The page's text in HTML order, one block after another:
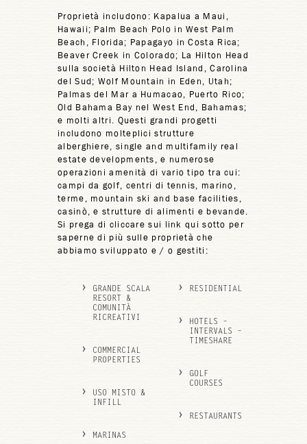
Proprietà includono: Kapalua a Maui,
Hawaii; Palm Beach Polo in West Palm
Beach, Florida; Papagayo in Costa Rica;
Beaver Creek in Colorado; La Hilton Head
sulla società Hilton Head Island, Carolina
del Sud; Wolf Mountain in Eden, Utah;
Palmas del Mar a Humacao, Puerto Rico;
Old Bahama Bay nel West End, Bahamas;
e molti altri. Questi grandi progetti
includono molteplici strutture
alberghiere, single and multifamily real
estate developments, e numerose
operazioni amenità di vario tipo tra cui:
campi da golf, centri di tennis, marino,
terme, mountain ski and base facilities,
casinò, e strutture di alimenti e bevande.
Si prega di cliccare sui link qui sotto per
saperne di più sulle proprietà che
abbiamo sviluppato e / o gestiti:
GRANDE SCALA
RESORT &
COMUNITÀ
RICREATIVI
COMMERCIAL
PROPERTIES
USO MISTO &
INFILL
MARINAS
RESIDENTIAL
HOTELS –
INTERVALS –
TIMESHARE
GOLF
COURSES
RESTAURANTS